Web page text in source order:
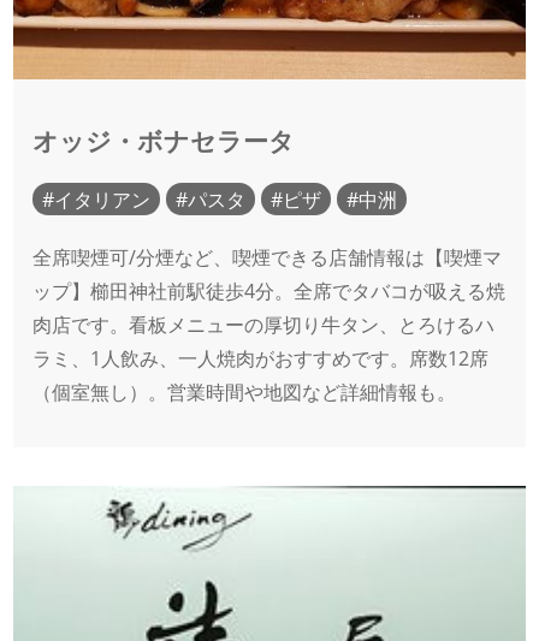
オッジ・ボナセラータ
イタリアン パスタ ピザ 中洲
全席喫煙可/分煙など、喫煙できる店舗情報は【喫煙マ
ップ】櫛田神社前駅徒歩4分。全席でタバコが吸える焼
肉店です。看板メニューの厚切り牛タン、とろけるハ
ラミ、1人飲み、一人焼肉がおすすめです。席数12席
（個室無し）。営業時間や地図など詳細情報も。